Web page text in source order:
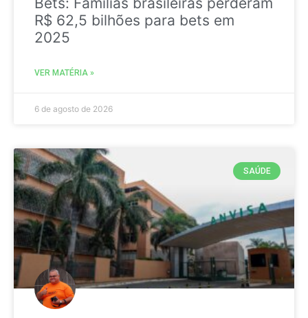
R$ 62,5 bilhões para bets em
2025
VER MATÉRIA »
6 de agosto de 2026
SAÚDE